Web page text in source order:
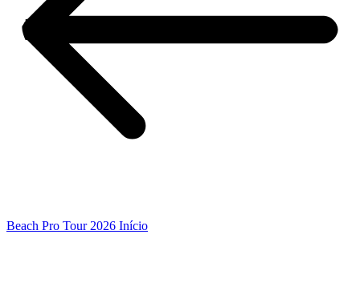
Beach Pro Tour 2026 Início